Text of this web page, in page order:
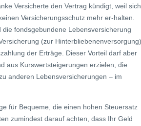
Versicherte den Vertrag kündigt, weil sich
Versicherungsschutz mehr er-halten.
fondsgebundene Lebensversicherung
(zur Hinterbliebenenversorgung)
der Erträge. Dieser Vorteil darf aber
aus Kurswertsteigerungen erzielen, die
anderen Lebensversicherungen – im
für Bequeme, die einen hohen Steuersatz
zumindest darauf achten, dass Ihr Geld